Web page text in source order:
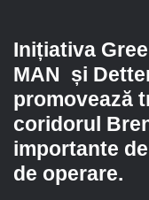
Inițiativa
MAN și
promovează
coridorul
importante
de operare.